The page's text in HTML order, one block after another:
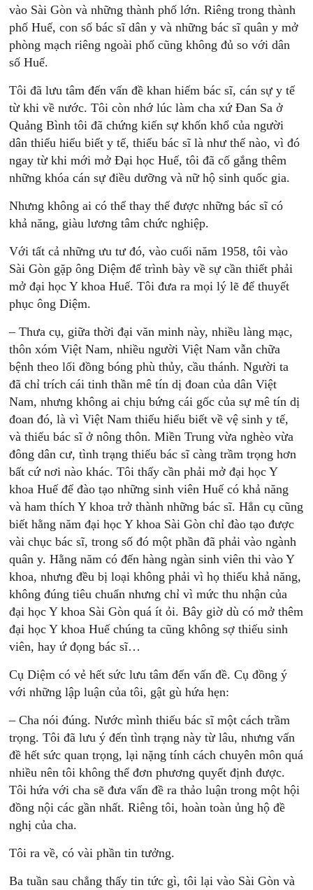
vào Sài Gòn và những thành phố lớn. Riêng trong thành
phố Huế, con số bác sĩ dân y và những bác sĩ quân y mở
phòng mạch riêng ngoài phố cũng không đủ so với dân
số Huế.
Tôi đã lưu tâm đến vấn đề khan hiếm bác sĩ, cán sự y tế
từ khi về nước. Tôi còn nhớ lúc làm cha xứ Đan Sa ở
Quảng Bình tôi đã chứng kiến sự khốn khổ của người
dân thiếu hiểu biết y tế, thiếu bác sĩ là như thế nào, vì đó
ngay từ khi mới mở Đại học Huế, tôi đã cố gắng thêm
những khóa cán sự điều dưỡng và nữ hộ sinh quốc gia.
Nhưng không ai có thể thay thế được những bác sĩ có
khả năng, giàu lương tâm chức nghiệp.
Với tất cả những ưu tư đó, vào cuối năm 1958, tôi vào
Sài Gòn gặp ông Diệm để trình bày về sự cần thiết phải
mở đại học Y khoa Huế. Tôi đưa ra mọi lý lẽ để thuyết
phục ông Diệm.
– Thưa cụ, giữa thời đại văn minh này, nhiều làng mạc,
thôn xóm Việt Nam, nhiều người Việt Nam vẫn chữa
bệnh theo lối đồng bóng phù thủy, cầu thánh. Người ta
đã chỉ trích cái tinh thần mê tín dị đoan của dân Việt
Nam, nhưng không ai chịu bứng cái gốc của sự mê tín dị
đoan đó, là vì Việt Nam thiếu hiểu biết về vệ sinh y tế,
và thiếu bác sĩ ở nông thôn. Miền Trung vừa nghèo vừa
đông dân cư, tình trạng thiếu bác sĩ càng trầm trọng hơn
bất cứ nơi nào khác. Tôi thấy cần phải mở đại học Y
khoa Huế để đào tạo những sinh viên Huế có khả năng
và ham thích Y khoa trở thành những bác sĩ. Hẳn cụ cũng
biết hằng năm đại học Y khoa Sài Gòn chỉ đào tạo được
vài chục bác sĩ, trong số đó một phần đã phải vào ngành
quân y. Hằng năm có đến hàng ngàn sinh viên thi vào Y
khoa, nhưng đều bị loại không phải vì họ thiếu khả năng,
không đúng tiêu chuẩn nhưng chỉ vì mức thu nhận của
đại học Y khoa Sài Gòn quá ít ỏi. Bây giờ dù có mở thêm
đại học Y khoa Huế chúng ta cũng không sợ thiếu sinh
viên, hay ứ đọng bác sĩ…
Cụ Diệm có vẻ hết sức lưu tâm đến vấn đề. Cụ đồng ý
với những lập luận của tôi, gật gù hứa hẹn:
– Cha nói đúng. Nước mình thiếu bác sĩ một cách trầm
trọng. Tôi đã lưu ý đến tình trạng này từ lâu, nhưng vấn
đề hết sức quan trọng, lại nặng tính cách chuyên môn quá
nhiều nên tôi không thể đơn phương quyết định được.
Tôi hứa với cha sẽ đưa vấn đề ra thảo luận trong một hội
đồng nội các gần nhất. Riêng tôi, hoàn toàn ủng hộ đề
nghị của cha.
Tôi ra về, có vài phần tin tưởng.
Ba tuần sau chẳng thấy tin tức gì, tôi lại vào Sài Gòn và